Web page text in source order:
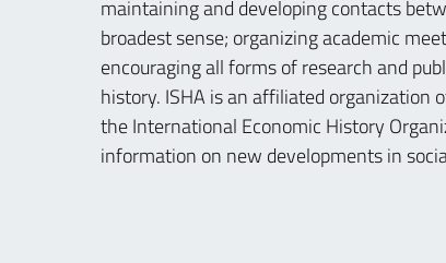
maintaining and developing contacts
broadest sense; organizing academic
encouraging all forms of research and
history. ISHA is an affiliated organization
the International Economic History
information on new developments in